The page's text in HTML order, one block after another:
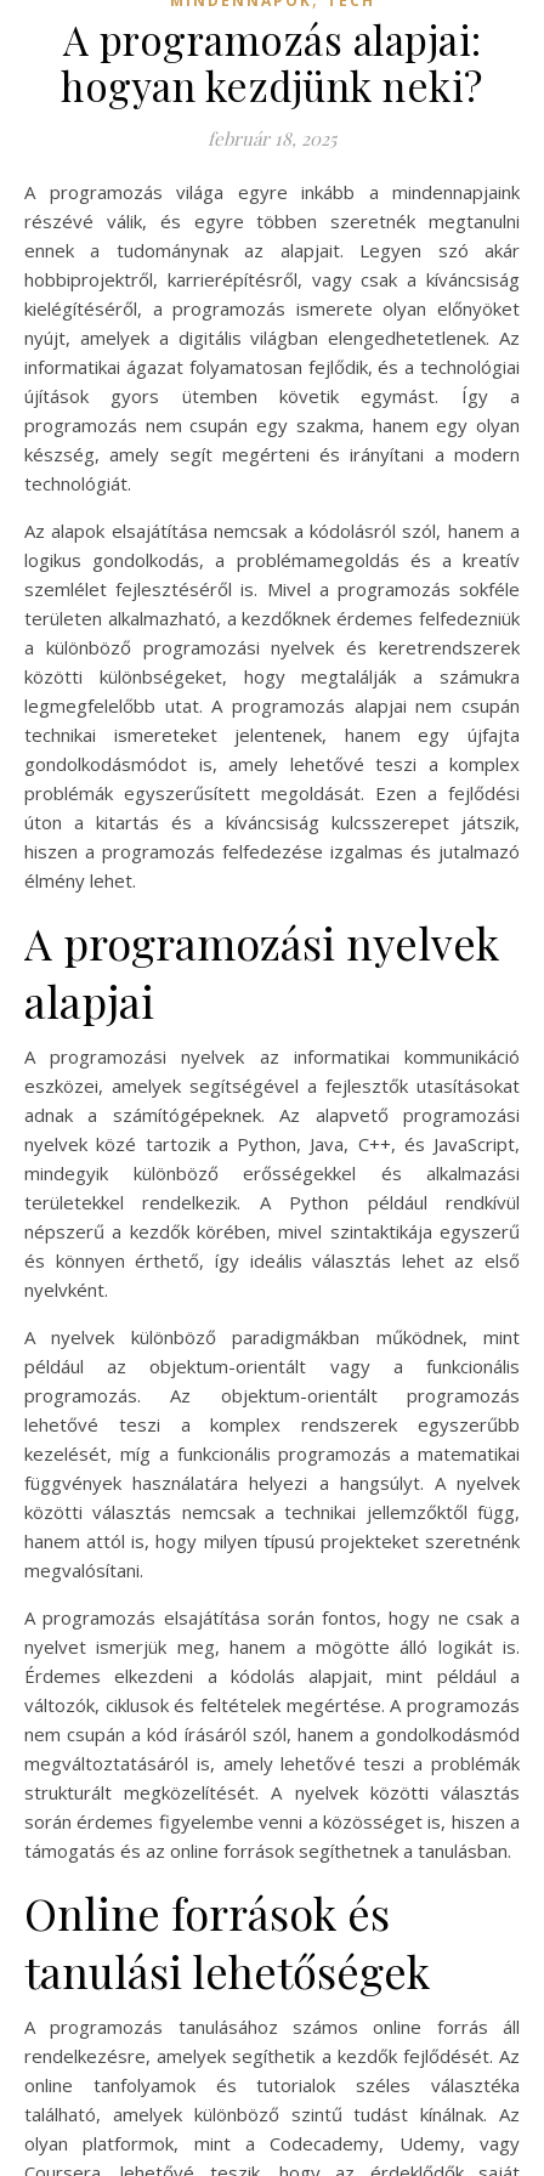
A programozás alapjai:
hogyan kezdjünk neki?
február 18, 2025
A programozás világa egyre inkább a mindennapjaink
részévé válik, és egyre többen szeretnék megtanulni
ennek a tudománynak az alapjait. Legyen szó akár
hobbiprojektről, karrierépítésről, vagy csak a kíváncsiság
kielégítéséről, a programozás ismerete olyan előnyöket
nyújt, amelyek a digitális világban elengedhetetlenek. Az
informatikai ágazat folyamatosan fejlődik, és a technológiai
újítások gyors ütemben követik egymást. Így a
programozás nem csupán egy szakma, hanem egy olyan
készség, amely segít megérteni és irányítani a modern
technológiát.
Az alapok elsajátítása nemcsak a kódolásról szól, hanem a
logikus gondolkodás, a problémamegoldás és a kreatív
szemlélet fejlesztéséről is. Mivel a programozás sokféle
területen alkalmazható, a kezdőknek érdemes felfedezniük
a különböző programozási nyelvek és keretrendszerek
közötti különbségeket, hogy megtalálják a számukra
legmegfelelőbb utat. A programozás alapjai nem csupán
technikai ismereteket jelentenek, hanem egy újfajta
gondolkodásmódot is, amely lehetővé teszi a komplex
problémák egyszerűsített megoldását. Ezen a fejlődési
úton a kitartás és a kíváncsiság kulcsszerepet játszik,
hiszen a programozás felfedezése izgalmas és jutalmazó
élmény lehet.
A programozási nyelvek
alapjai
A programozási nyelvek az informatikai kommunikáció
eszközei, amelyek segítségével a fejlesztők utasításokat
adnak a számítógépeknek. Az alapvető programozási
nyelvek közé tartozik a Python, Java, C++, és JavaScript,
mindegyik különböző erősségekkel és alkalmazási
területekkel rendelkezik. A Python például rendkívül
népszerű a kezdők körében, mivel szintaktikája egyszerű
és könnyen érthető, így ideális választás lehet az első
nyelvként.
A nyelvek különböző paradigmákban működnek, mint
például az objektum-orientált vagy a funkcionális
programozás. Az objektum-orientált programozás
lehetővé teszi a komplex rendszerek egyszerűbb
kezelését, míg a funkcionális programozás a matematikai
függvények használatára helyezi a hangsúlyt. A nyelvek
közötti választás nemcsak a technikai jellemzőktől függ,
hanem attól is, hogy milyen típusú projekteket szeretnénk
megvalósítani.
A programozás elsajátítása során fontos, hogy ne csak a
nyelvet ismerjük meg, hanem a mögötte álló logikát is.
Érdemes elkezdeni a kódolás alapjait, mint például a
változók, ciklusok és feltételek megértése. A programozás
nem csupán a kód írásáról szól, hanem a gondolkodásmód
megváltoztatásáról is, amely lehetővé teszi a problémák
strukturált megközelítését. A nyelvek közötti választás
során érdemes figyelembe venni a közösséget is, hiszen a
támogatás és az online források segíthetnek a tanulásban.
Online források és
tanulási lehetőségek
A programozás tanulásához számos online forrás áll
rendelkezésre, amelyek segíthetik a kezdők fejlődését. Az
online tanfolyamok és tutorialok széles választéka
található, amelyek különböző szintű tudást kínálnak. Az
olyan platformok, mint a Codecademy, Udemy, vagy